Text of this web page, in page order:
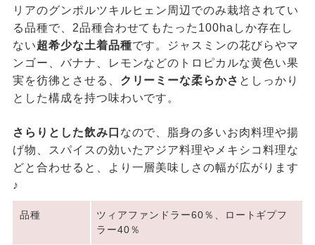
リアのグンポルツキルヒェン周辺でのみ栽培されてい
る品種で、2品種合わせてもたった100haしか存在し
ない超希少な土着品種です。ジャスミンの花びらやマ
ンゴー、バナナ、レモンなどのトロピカルな黄色い果
実を彷彿とさせる、 クリーミーな柔らかさ としっかり
とした構成を持つ味わいです。
さらりとした飲み口 なので、脂身の多いお肉料理や揚
げ物、スパイスの効いたアジア料理やメキシコ料理な
どと合わせると、より一層美味しさの幅が広がります
♪
品種
ツィアファンドラー60％、ロートギプフ
ラー40％